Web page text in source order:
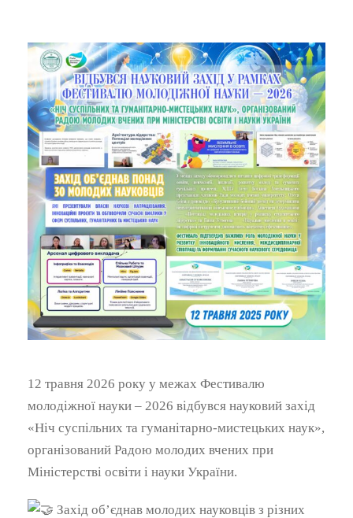
12 травня 2026 року у межах Фестивалю
молодіжної науки – 2026 відбувся науковий захід
«Ніч суспільних та гуманітарно-мистецьких наук»,
організований Радою молодих вчених при
Міністерстві освіти і науки України.
Захід об’єднав молодих науковців з різних